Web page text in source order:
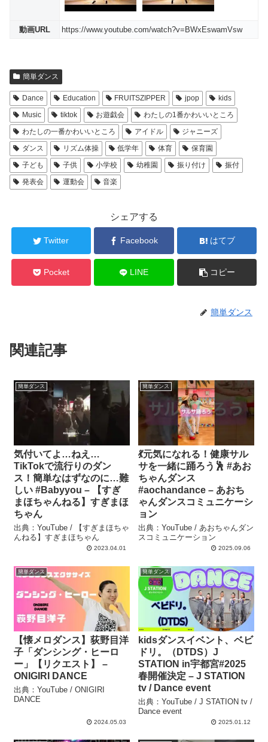
動画URL https://www.youtube.com/watch?v=BWxEswamVsw
簡単ダンス
Dance Education FRUITSZIPPER jpop
kids
Music
tiktok お遊戯会
わたしの1番かわいいところ
わたしの一番かわいいところ
アイドル
ジャニーズ
ダンス
リズム体操 低学年 体育
保育園
子ども
子供 小学校 幼稚園 振り付け
振付
発表会
運動会 音楽
シェアする
Twitter Facebook はてブ
Pocket LINE コピー
簡単ダンス
関連記事
簡単ダンス
気付いてよ…ねえ…
TikTokで流行りのダン
ス！簡単なはずなのに…難
しい #Babyyou – 【すぎ
まほちゃんねる】すぎまほ
ちゃん
出典：YouTube / 【すぎまほちゃ
んねる】すぎまほちゃん
2023.04.01
簡単ダンス
💃元気になれる！健康サル
サを一緒に踊ろう🕺 #あお
ちゃんダンス
#aochandance – あおち
ゃんダンスコミュニケーシ
ョン
出典：YouTube / あおちゃんダン
スコミュニケーション
2025.09.06
簡単ダンス
【懐メロダンス】荻野目洋
子「ダンシング・ヒーロ
ー」【リクエスト】 –
ONIGIRI DANCE
出典：YouTube / ONIGIRI
DANCE
2024.05.03
簡単ダンス
kidsダンスイベント、ベビ
ドリ。（DTDS）J
STATION in宇都宮#2025
春開催決定 – J STATION
tv / Dance event
出典：YouTube / J STATION tv /
Dance event
2025.01.12